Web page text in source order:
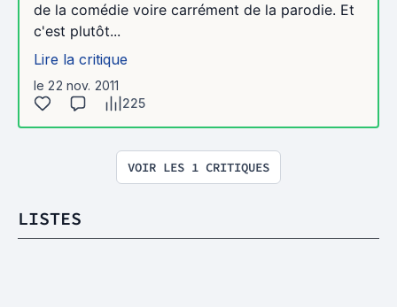
de la comédie voire carrément de la parodie. Et
c'est plutôt...
Lire la critique
le 22 nov. 2011
225
VOIR LES 1 CRITIQUES
LISTES